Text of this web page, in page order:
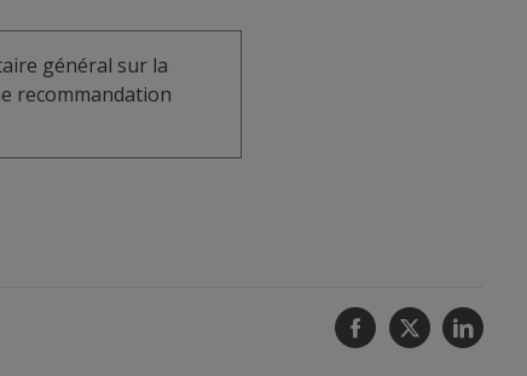
général sur la
recommandation
Facebook
Twitter